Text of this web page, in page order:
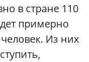
в стране 110
примерно
Из них